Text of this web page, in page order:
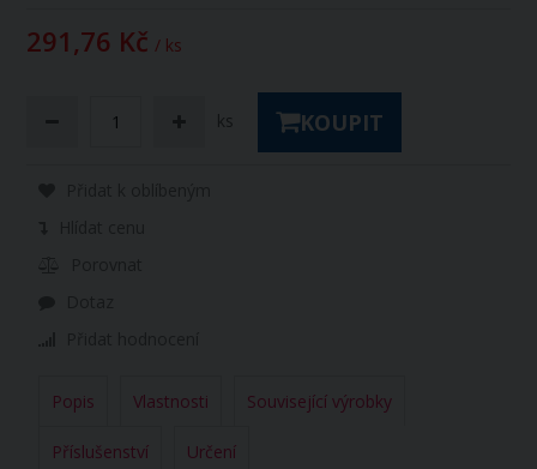
291,76 Kč / ks
ks KOUPIT
Popis Vlastnosti Související výrobky
Příslušenství Určení